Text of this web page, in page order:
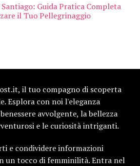
Guida Pratica Completa
il Tuo Pellegrinaggio
il tuo compagno di scoperta
Esplora con noi l'eleganza
avvolgente, la bellezza
e le curiosità intriganti.
e condividere informazioni
un tocco di femminilità. Entra nel